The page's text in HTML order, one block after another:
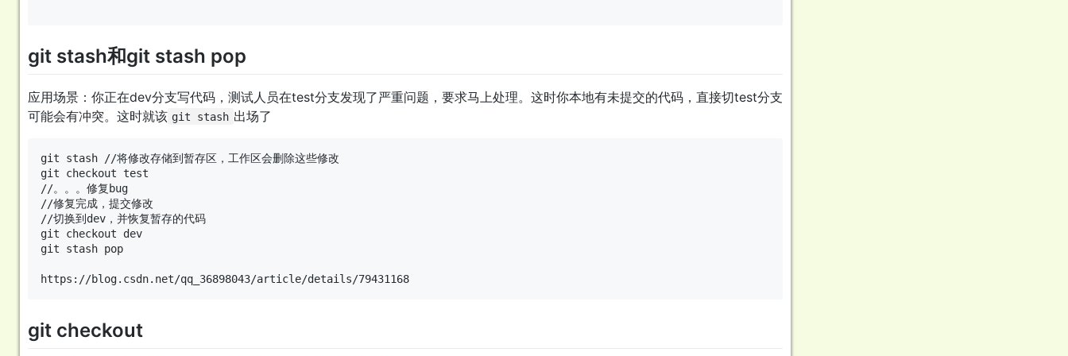
git stash和git stash pop
应用场景：你正在dev分支写代码，测试人员在test分支发现了严重问题，要求马上处理。这时你本地有未提交的代码，直接切test分支
可能会有冲突。这时就该 git stash 出场了
git stash //将修改存储到暂存区，工作区会删除这些修改
git checkout test
//。。。修复bug
//修复完成，提交修改
//切换到dev，并恢复暂存的代码
git checkout dev
git stash pop
git checkout